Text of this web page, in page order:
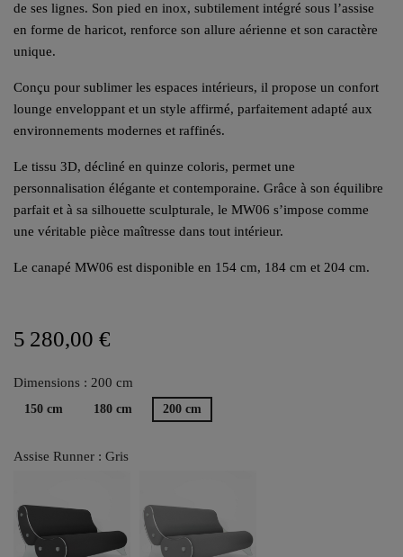
de ses lignes. Son pied en inox, subtilement intégré sous l’assise
en forme de haricot, renforce son allure aérienne et son caractère
unique.
Conçu pour sublimer les espaces intérieurs, il propose un confort
lounge enveloppant et un style affirmé, parfaitement adapté aux
environnements modernes et raffinés.
Le tissu 3D, décliné en quinze coloris, permet une
personnalisation élégante et contemporaine. Grâce à son équilibre
parfait et à sa silhouette sculpturale, le MW06 s’impose comme
une véritable pièce maîtresse dans tout intérieur.
Le canapé MW06 est disponible en 154 cm, 184 cm et 204 cm.
5 280,00 €
Dimensions : 200 cm
150 cm 180 cm 200 cm
Assise Runner : Gris